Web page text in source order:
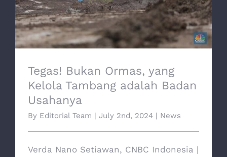
adalah Badan Usahanya
Tegas! Bukan Ormas, yang
Kelola Tambang adalah Badan
Usahanya
By Editorial Team | July 2nd, 2024 | News
Verda Nano Setiawan, CNBC Indonesia |